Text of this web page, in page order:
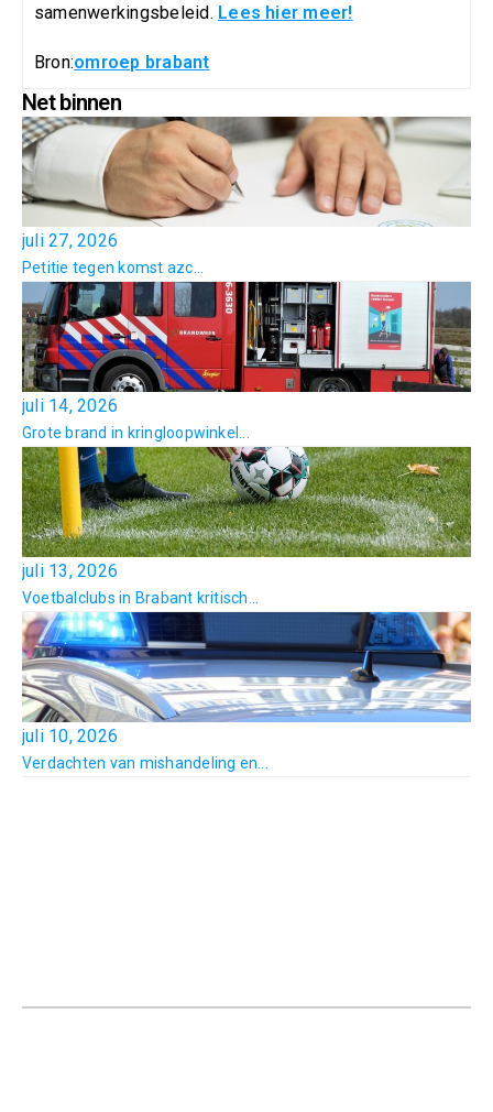
samenwerkingsbeleid. Lees hier meer!
Bron:omroep brabant
Net binnen
juli 27, 2026
Petitie tegen komst azc...
juli 14, 2026
Grote brand in kringloopwinkel...
juli 13, 2026
Voetbalclubs in Brabant kritisch...
juli 10, 2026
Verdachten van mishandeling en...